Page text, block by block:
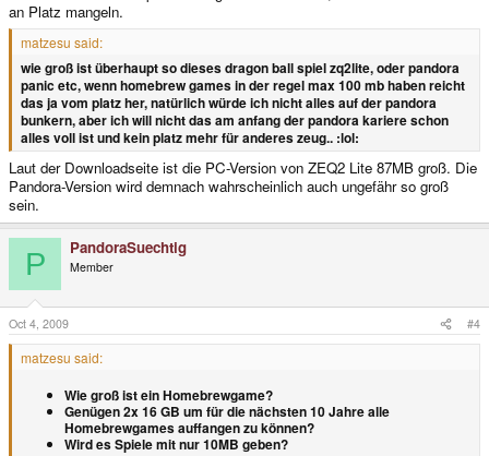
an Platz mangeln.
matzesu said:
wie groß ist überhaupt so dieses dragon ball spiel zq2lite, oder pandora
panic etc, wenn homebrew games in der regel max 100 mb haben reicht
das ja vom platz her, natürlich würde ich nicht alles auf der pandora
bunkern, aber ich will nicht das am anfang der pandora kariere schon
alles voll ist und kein platz mehr für anderes zeug.. :lol:
Laut der Downloadseite ist die PC-Version von ZEQ2 Lite 87MB groß. Die
Pandora-Version wird demnach wahrscheinlich auch ungefähr so groß
sein.
P PandoraSuechtig
Member
Oct 4, 2009 #4
matzesu said:
Wie groß ist ein Homebrewgame?
Genügen 2x 16 GB um für die nächsten 10 Jahre alle
Homebrewgames auffangen zu können?
Wird es Spiele mit nur 10MB geben?